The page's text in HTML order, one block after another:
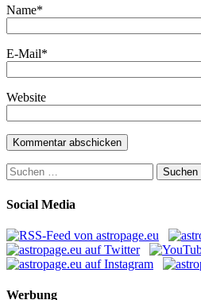
Name*
E-Mail*
Website
Suchen
nach:
Social Media
Werbung